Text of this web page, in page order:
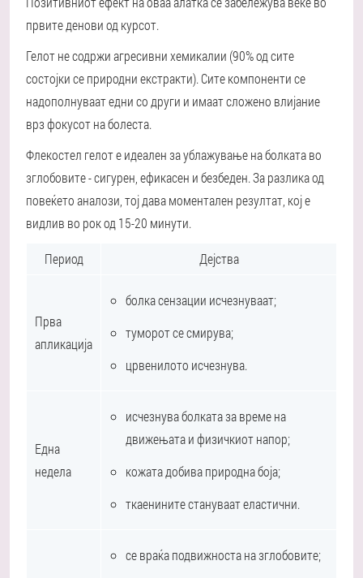
првите денови од курсот.
Гелот не содржи агресивни хемикалии (90% од сите
состојки се природни екстракти). Сите компоненти се
надополнуваат едни со други и имаат сложено влијание
врз фокусот на болеста.
Флекостел гелот е идеален за ублажување на болката во
зглобовите - сигурен, ефикасен и безбеден. За разлика од
повеќето аналози, тој дава моментален резултат, кој е
видлив во рок од 15-20 минути.
Период Дејства
Прва
апликација
болка сензации исчезнуваат;
туморот се смирува;
црвенилото исчезнува.
Една
недела
исчезнува болката за време на
движењата и физичкиот напор;
кожата добива природна боја;
ткаенините стануваат еластични.
се враќа подвижноста на зглобовите;